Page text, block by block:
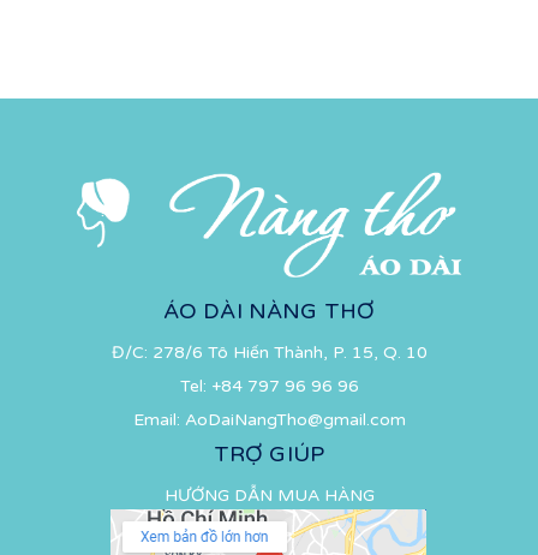
ÁO DÀI NÀNG THƠ
Đ/C: 278/6 Tô Hiến Thành, P. 15, Q. 10
Tel: +84 797 96 96 96
Email: AoDaiNangTho@gmail.com
TRỢ GIÚP
HƯỚNG DẪN MUA HÀNG